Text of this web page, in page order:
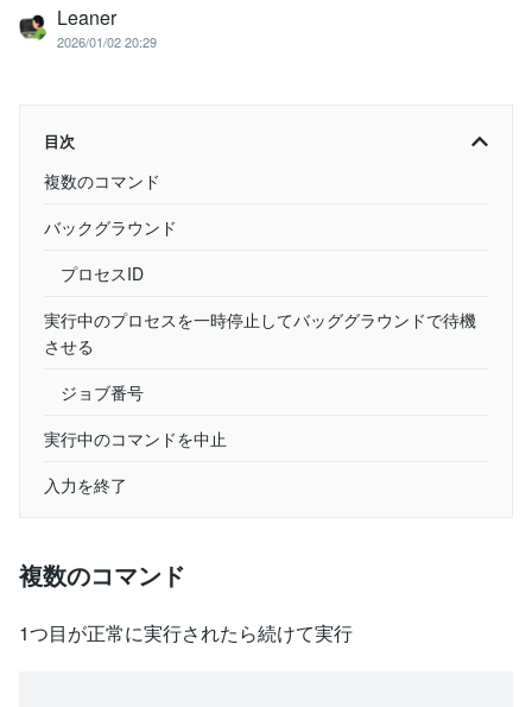
Leaner
2026/01/02 20:29
目次
複数のコマンド
バックグラウンド
プロセスID
実行中のプロセスを一時停止してバッググラウンドで待機
させる
ジョブ番号
実行中のコマンドを中止
入力を終了
複数のコマンド
1つ目が正常に実行されたら続けて実行